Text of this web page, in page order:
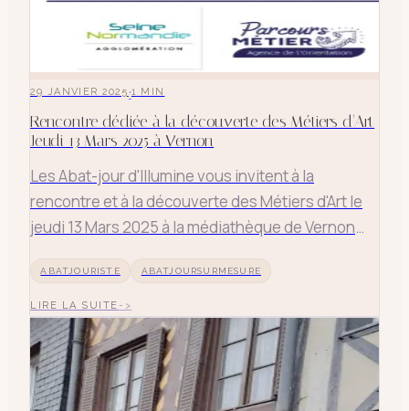
29 JANVIER 2025·1 MIN
Rencontre dédiée à la découverte des Métiers d'Art
Jeudi 13 Mars 2025 à Vernon
Les Abat-jour d'Illumine vous invitent à la
rencontre et à la découverte des Métiers d'Art le
jeudi 13 Mars 2025 à la médiathèque de Vernon
démonstrations. Un évènement avec le soutien
de la Région Normandie , Métiers d'art Normandie,
la CMA Normandie et l'Aggl
ABATJOURISTE ABATJOURSURMESURE
LIRE LA SUITE